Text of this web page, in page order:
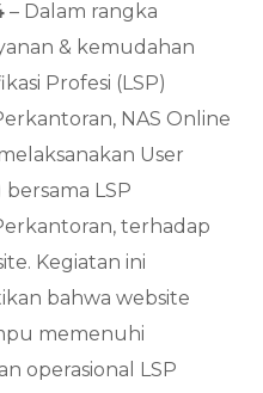
– Dalam rangka
& kemudahan
Profesi (LSP)
NAS Online
User
LSP
terhadap
Kegiatan ini
bahwa website
memenuhi
operasional LSP